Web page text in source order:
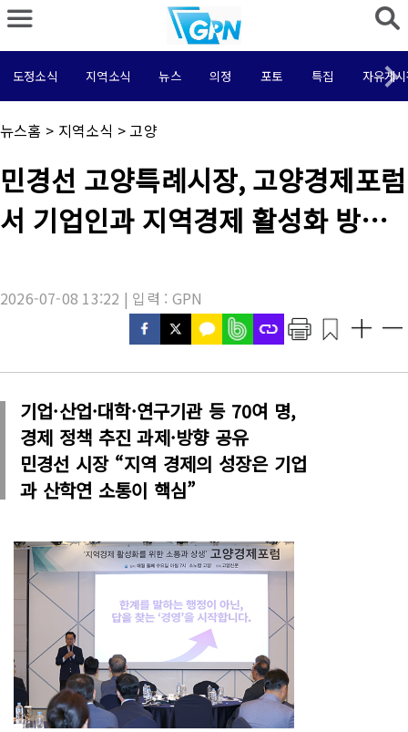
도정소식 지역소식 뉴스 의정 포토 특집 자유게
채
널
뉴스홈 > 지역소식 >고양
기
사
목
:
민경선 고양특례시장, 고양경제포럼
서 기업인과 지역경제 활성화 방안
2026-07-08 13:22 | 입력 : GPN
기업·산업·대학·연구기관 등 70여 명,
경제 정책 추진 과제·방향 공유
민경선 시장 “지역 경제의 성장은 기업
과 산학연 소통이 핵심”